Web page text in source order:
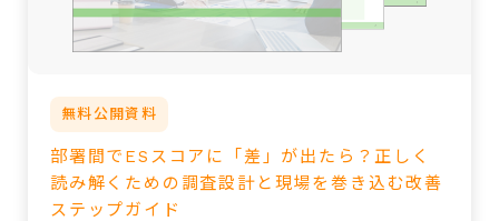
無料公開資料
部署間でESスコアに「差」が出たら？正しく
読み解くための調査設計と現場を巻き込む改善
ステップガイド